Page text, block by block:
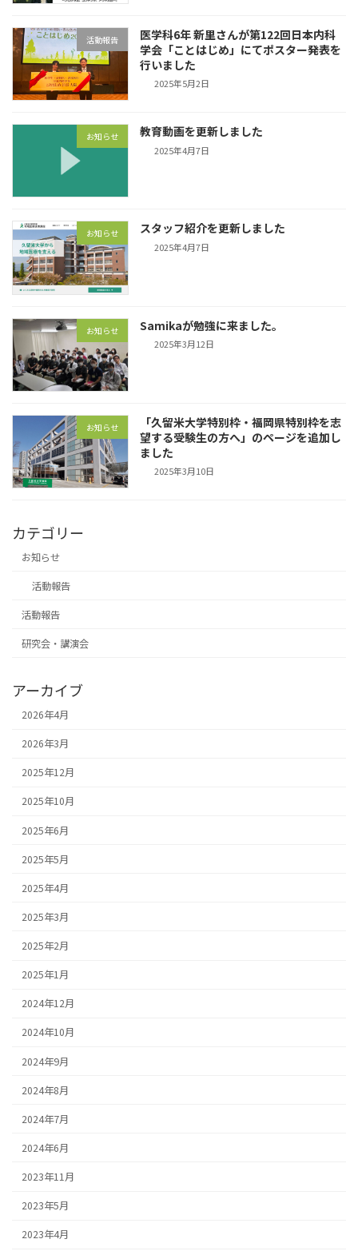
活動報告
医学科6年 新里さんが第122回日本内科
学会「ことはじめ」にてポスター発表を
行いました
2025年5月2日
お知らせ 教育動画を更新しました
2025年4月7日
お知らせ スタッフ紹介を更新しました
2025年4月7日
お知らせ Samikaが勉強に来ました。
2025年3月12日
お知らせ
「久留米大学特別枠・福岡県特別枠を志
望する受験生の方へ」のページを追加し
ました
2025年3月10日
カテゴリー
お知らせ
活動報告
活動報告
研究会・講演会
アーカイブ
2026年4月
2026年3月
2025年12月
2025年10月
2025年6月
2025年5月
2025年4月
2025年3月
2025年2月
2025年1月
2024年12月
2024年10月
2024年9月
2024年8月
2024年7月
2024年6月
2023年11月
2023年5月
2023年4月